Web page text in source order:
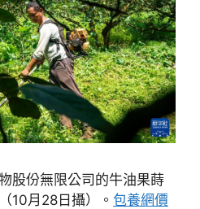
股份無限公司的牛油果蒔
10月28日攝）。 包養網價